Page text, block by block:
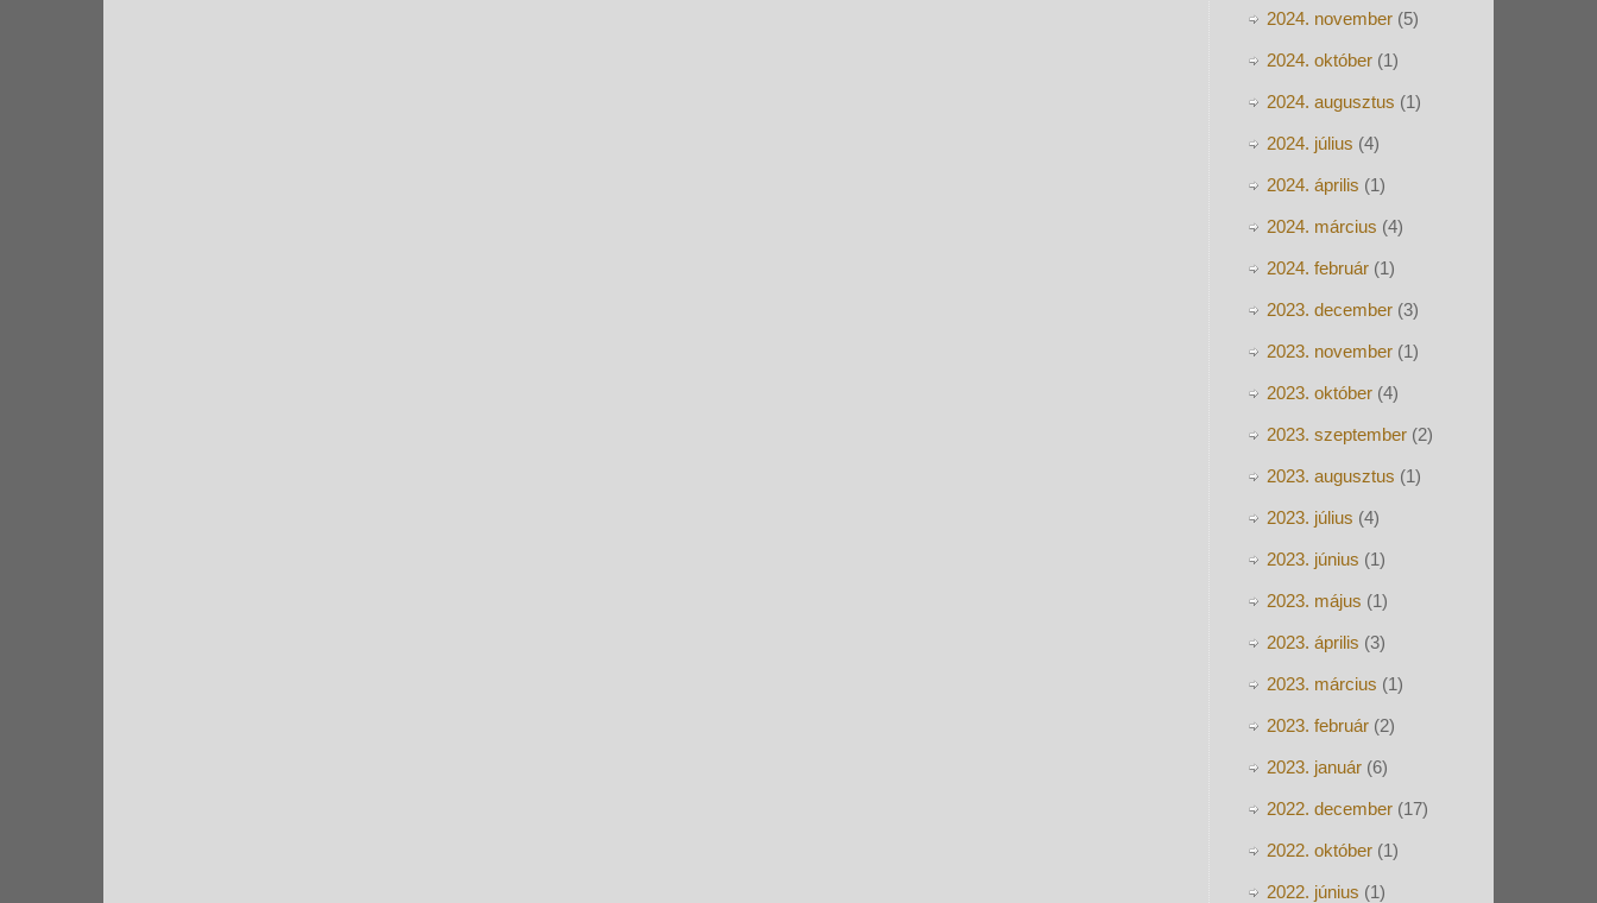
2024. november (5)
2024. október (1)
2024. augusztus (1)
2024. július (4)
2024. április (1)
2024. március (4)
2024. február (1)
2023. december (3)
2023. november (1)
2023. október (4)
2023. szeptember (2)
2023. augusztus (1)
2023. július (4)
2023. június (1)
2023. május (1)
2023. április (3)
2023. március (1)
2023. február (2)
2023. január (6)
2022. december (17)
2022. október (1)
2022. június (1)